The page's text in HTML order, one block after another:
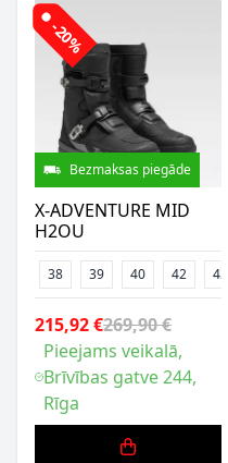
-20%
Bezmaksas piegāde
X-ADVENTURE MID
H2OU
38 39 40 42 43
215,92 €269,90 €
Pieejams veikalā,
Brīvības gatve 244,
Rīga